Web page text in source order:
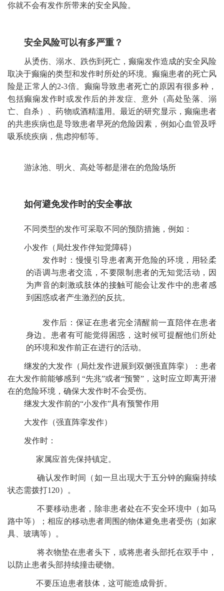
你就不会有发作所带来的安全风险。
安全风险可以有多严重？
从烫伤、溺水、跌伤到死亡，癫痫发作造成的安全风险
取决于癫痫的类型和发作时所处的环境。癫痫患者的死亡风
险是正常人的2-3倍。癫痫导致患者死亡的原因有很多种，
包括癫痫发作时或发作后的并发症、意外（高处坠落、溺
亡、自杀）、药物或酒精滥用。最近的研究显示，癫痫患者
的共患疾病也是导致患者早死的危险因素，例如心血管及呼
吸系统疾病，焦虑抑郁等。
游泳池、明火、高处等都是潜在的危险场所
如何避免发作时的安全事故
不同类型的发作可采取不同的预防措施，例如：
小发作（局灶发作伴知觉障碍）
发作时：慢慢引导患者离开危险的环境，用轻柔
的语调与患者交流，不要限制患者的无知觉活动，因
为声音的刺激或肢体的接触可能会让发作中的患者感
到困惑或者产生激烈的反抗。
发作后：保证在患者完全清醒前一直陪伴在患者
身边。患者有可能觉得困惑，这时候可提醒他们所处
的环境和发作前正在进行的活动。
继发的大发作（局灶发作进展到双侧强直阵挛）：患者
在大发作前能够感到 “先兆”或者“预警”，这时应立即离开潜
在的危险环境，确保大发作时不会受伤。
继发大发作前的“小发作”具有预警作用
大发作（强直阵挛发作）
发作时：
家属应首先保持镇定。
确认发作时间（如一旦出现大于五分钟的癫痫持续
状态需拨打120）。
不要移动患者，除非患者处在不安全环境中（如马
路中等）；相应的移动患者周围的物体避免患者受伤（如家
具、玻璃等）。
将衣物垫在患者头下，或将患者头部托在双手中，
以防止患者头部持续撞击硬物。
不要压迫患者肢体，这可能造成骨折。